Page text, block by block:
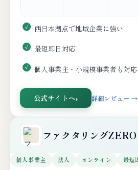
西日本拠点で地域企業に強い
最短即日対応
個人事業主・小規模事業者も対応
公式サイトへ 詳細レビュー →
ファクタリングZERO
個人事業主 法人 オンライン 最短